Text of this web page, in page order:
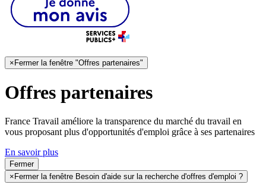
×Fermer la fenêtre "Offres partenaires"
Offres partenaires
France Travail améliore la transparence du marché du travail en
vous proposant plus d'opportunités d'emploi grâce à ses partenaires
En savoir plus
Fermer
× Fermer la fenêtre Besoin d'aide sur la recherche d'offres d'emploi ?